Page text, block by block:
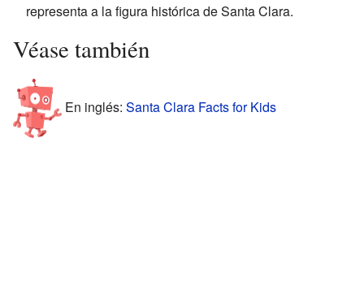
representa a la figura histórica de Santa Clara.
Véase también
En inglés: Santa Clara Facts for Kids